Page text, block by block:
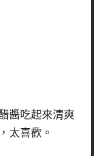
醬吃起來清爽
太喜歡。